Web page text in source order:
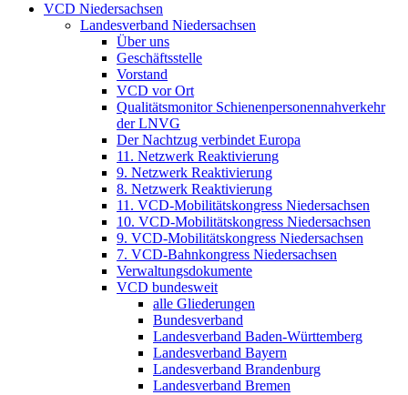
VCD Niedersachsen
Landesverband Niedersachsen
Über uns
Geschäftsstelle
Vorstand
VCD vor Ort
Qualitätsmonitor Schienenpersonennahverkehr
der LNVG
Der Nachtzug verbindet Europa
11. Netzwerk Reaktivierung
9. Netzwerk Reaktivierung
8. Netzwerk Reaktivierung
11. VCD-Mobilitätskongress Niedersachsen
10. VCD-Mobilitätskongress Niedersachsen
9. VCD-Mobilitätskongress Niedersachsen
7. VCD-Bahnkongress Niedersachsen
Verwaltungsdokumente
VCD bundesweit
alle Gliederungen
Bundesverband
Landesverband Baden-Württemberg
Landesverband Bayern
Landesverband Brandenburg
Landesverband Bremen